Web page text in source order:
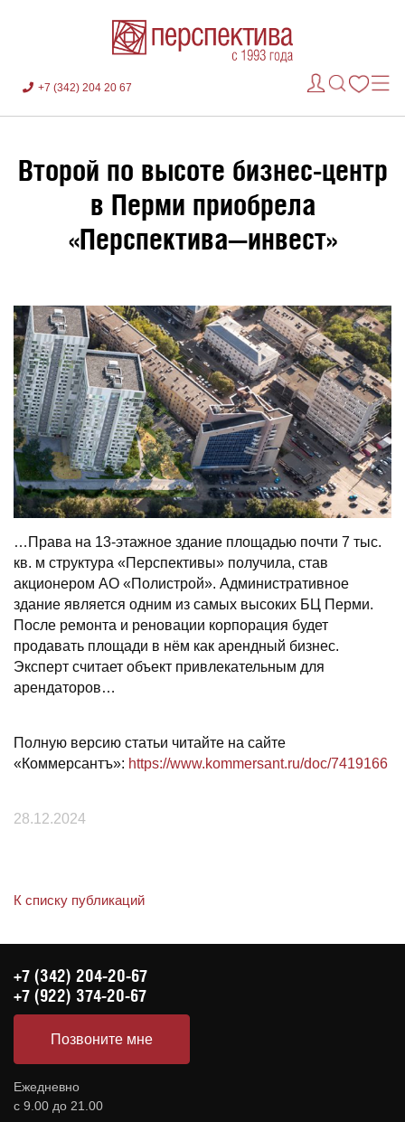
+7 (342) 204 20 67
Второй по высоте бизнес-центр
в Перми приобрела
«Перспектива—инвест»
…Права на 13-этажное здание площадью почти 7 тыс.
кв. м структура «Перспективы» получила, став
акционером АО «Полистрой». Административное
здание является одним из самых высоких БЦ Перми.
После ремонта и реновации корпорация будет
продавать площади в нём как арендный бизнес.
Эксперт считает объект привлекательным для
арендаторов…
Полную версию статьи читайте на сайте
«Коммерсантъ»: https://www.kommersant.ru/doc/7419166
28.12.2024
К списку публикаций
+7 (342) 204-20-67
+7 (922) 374-20-67
Позвоните мне
Ежедневно
с 9.00 до 21.00